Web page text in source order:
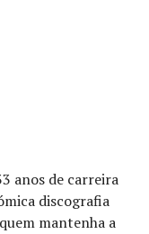
anos de carreira
discografia
mantenha a